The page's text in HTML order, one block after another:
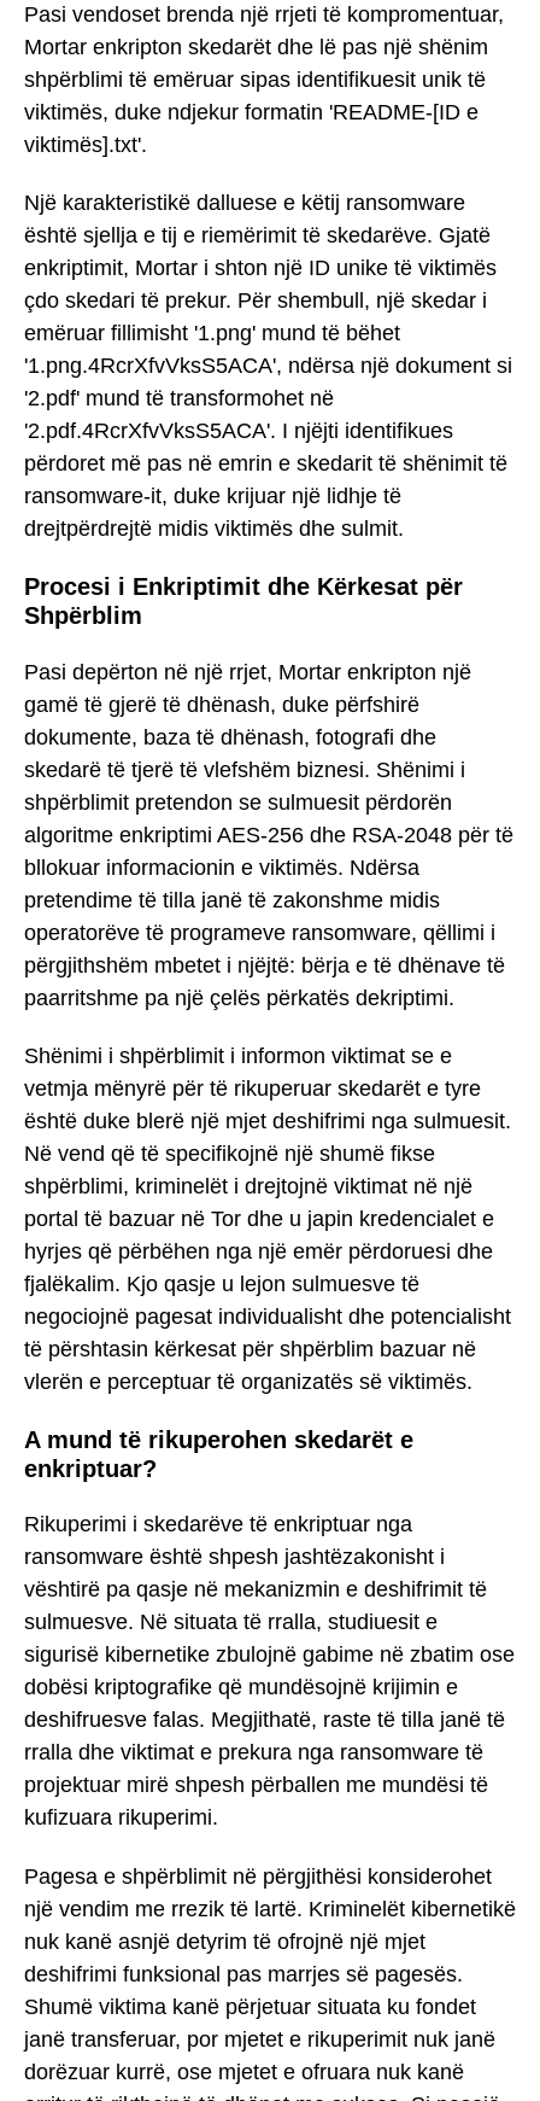
Pasi vendoset brenda një rrjeti të kompromentuar,
Mortar enkripton skedarët dhe lë pas një shënim
shpërblimi të emëruar sipas identifikuesit unik të
viktimës, duke ndjekur formatin 'README-[ID e
viktimës].txt'.
Një karakteristikë dalluese e këtij ransomware
është sjellja e tij e riemërimit të skedarëve. Gjatë
enkriptimit, Mortar i shton një ID unike të viktimës
çdo skedari të prekur. Për shembull, një skedar i
emëruar fillimisht '1.png' mund të bëhet
'1.png.4RcrXfvVksS5ACA', ndërsa një dokument si
'2.pdf' mund të transformohet në
'2.pdf.4RcrXfvVksS5ACA'. I njëjti identifikues
përdoret më pas në emrin e skedarit të shënimit të
ransomware-it, duke krijuar një lidhje të
drejtpërdrejtë midis viktimës dhe sulmit.
Procesi i Enkriptimit dhe Kërkesat për
Shpërblim
Pasi depërton në një rrjet, Mortar enkripton një
gamë të gjerë të dhënash, duke përfshirë
dokumente, baza të dhënash, fotografi dhe
skedarë të tjerë të vlefshëm biznesi. Shënimi i
shpërblimit pretendon se sulmuesit përdorën
algoritme enkriptimi AES-256 dhe RSA-2048 për të
bllokuar informacionin e viktimës. Ndërsa
pretendime të tilla janë të zakonshme midis
operatorëve të programeve ransomware, qëllimi i
përgjithshëm mbetet i njëjtë: bërja e të dhënave të
paarritshme pa një çelës përkatës dekriptimi.
Shënimi i shpërblimit i informon viktimat se e
vetmja mënyrë për të rikuperuar skedarët e tyre
është duke blerë një mjet deshifrimi nga sulmuesit.
Në vend që të specifikojnë një shumë fikse
shpërblimi, kriminelët i drejtojnë viktimat në një
portal të bazuar në Tor dhe u japin kredencialet e
hyrjes që përbëhen nga një emër përdoruesi dhe
fjalëkalim. Kjo qasje u lejon sulmuesve të
negociojnë pagesat individualisht dhe potencialisht
të përshtasin kërkesat për shpërblim bazuar në
vlerën e perceptuar të organizatës së viktimës.
A mund të rikuperohen skedarët e
enkriptuar?
Rikuperimi i skedarëve të enkriptuar nga
ransomware është shpesh jashtëzakonisht i
vështirë pa qasje në mekanizmin e deshifrimit të
sulmuesve. Në situata të rralla, studiuesit e
sigurisë kibernetike zbulojnë gabime në zbatim ose
dobësi kriptografike që mundësojnë krijimin e
deshifruesve falas. Megjithatë, raste të tilla janë të
rralla dhe viktimat e prekura nga ransomware të
projektuar mirë shpesh përballen me mundësi të
kufizuara rikuperimi.
Pagesa e shpërblimit në përgjithësi konsiderohet
një vendim me rrezik të lartë. Kriminelët kibernetikë
nuk kanë asnjë detyrim të ofrojnë një mjet
deshifrimi funksional pas marrjes së pagesës.
Shumë viktima kanë përjetuar situata ku fondet
janë transferuar, por mjetet e rikuperimit nuk janë
dorëzuar kurrë, ose mjetet e ofruara nuk kanë